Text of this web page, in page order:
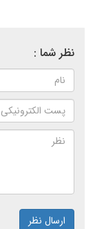
نظر شما :
ارسال نظر